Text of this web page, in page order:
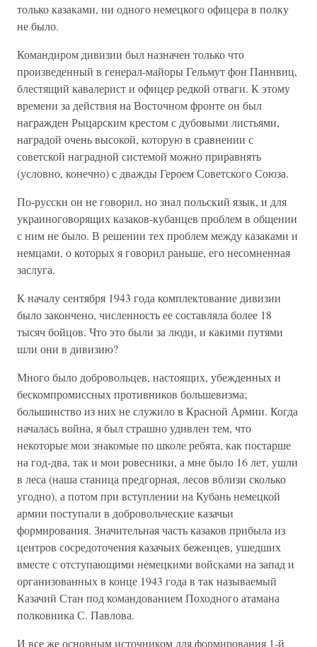
только казаками, ни одного немецкого офицера в полку
не было.
Командиром дивизии был назначен только что
произведенный в генерал-майоры Гельмут фон Паннвиц,
блестящий кавалерист и офицер редкой отваги. К этому
времени за действия на Восточном фронте он был
награжден Рыцарским крестом с дубовыми листьями,
наградой очень высокой, которую в сравнении с
советской наградной системой можно приравнять
(условно, конечно) с дважды Героем Советского Союза.
По-русски он не говорил, но знал польский язык, и для
украиноговорящих казаков-кубанцев проблем в общении
с ним не было. В решении тех проблем между казаками и
немцами, о которых я говорил раньше, его несомненная
заслуга.
К началу сентября 1943 года комплектование дивизии
было закончено, численность ее составляла более 18
тысяч бойцов. Что это были за люди, и какими путями
шли они в дивизию?
Много было добровольцев, настоящих, убежденных и
бескомпромиссных противников большевизма;
большинство из них не служило в Красной Армии. Когда
началась война, я был страшно удивлен тем, что
некоторые мои знакомые по школе ребята, как постарше
на год-два, так и мои ровесники, а мне было 16 лет, ушли
в леса (наша станица предгорная, лесов вблизи сколько
угодно), а потом при вступлении на Кубань немецкой
армии поступали в добровольческие казачьи
формирования. Значительная часть казаков прибыла из
центров сосредоточения казачьих беженцев, ушедших
вместе с отступающими немецкими войсками на запад и
организованных в конце 1943 года в так называемый
Казачий Стан под командованием Походного атамана
полковника С. Павлова.
И все же основным источником для формирования 1-й